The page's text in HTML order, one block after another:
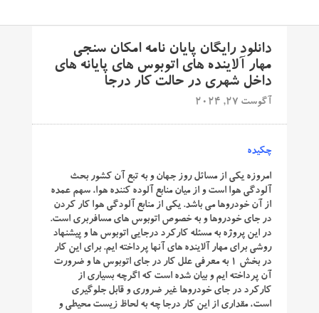
دانلود رایگان پایان نامه امکان سنجی
مهار آلاینده های اتوبوس های پایانه های
داخل شهری در حالت کار درجا
آگوست 27, 2024
چکیده
امروزه یکی از مسائل روز جهان و به تبع آن کشور بحث
آلودگی هوا است و از میان منابع آلوده کننده هوا، سهم عمده
از آن خودروها می باشد. یکی از منابع آلودگی هوا کار کردن
در جای خودروها و به خصوص اتوبوس های مسافربری است.
در این پروژه به مسئله کارکرد درجایی اتوبوس ها و پیشنهاد
روشی برای مهار آلاینده های آنها پرداخته ایم. برای این کار
در بخش 1 به معرفی علل کار در جای اتوبوس ها و ضرورت
آن پرداخته ایم و بیان شده است که اگرچه بسیاری از
کارکرد در جای خودروها غیر ضروری و قابل جلوگیری
است، مقداری از این کار درجا چه به لحاظ زیست محیطی و